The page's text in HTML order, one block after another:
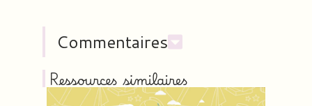
Commentaires
Ressources similaires